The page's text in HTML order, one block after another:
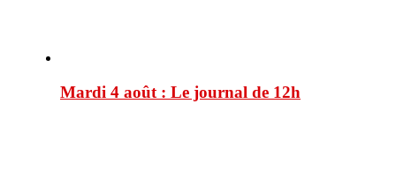
Mardi 4 août : Le journal de 12h